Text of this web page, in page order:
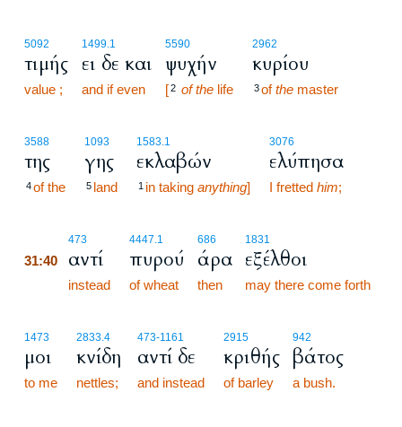
5092
τιμής
value ;
1499.1
ει δε και
and if even
5590
ψυχήν
[2 of the life
2962
κυρίου
3ofthe master
3588
της
4of the
1093
γης
5 land
1583.1
εκλαβών
1 in taking anything]
3076
ελύπησα
I fretted him;
473
31:40 αντί
instead
4447.1
πυρού
of wheat
686
άρα
then
1831
εξέλθοι
may there come forth
1473
μοι
to me
2833.4
κνίδη
nettles;
473-1161
αντί δε
and instead
2915
κριθής
of barley
942
βάτος
a bush.